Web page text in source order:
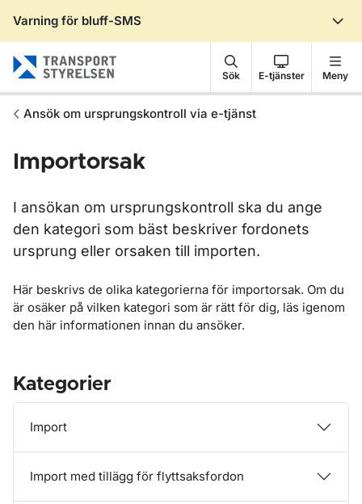
Varning för bluff-SMS
Sök E-tjänster Meny
Ansök om ursprungskontroll via e-tjänst
Importorsak
I ansökan om ursprungskontroll ska du ange
den kategori som bäst beskriver fordonets
ursprung eller orsaken till importen.
Här beskrivs de olika kategorierna för importorsak. Om du
är osäker på vilken kategori som är rätt för dig, läs igenom
den här informationen innan du ansöker.
Kategorier
Import
Import med tillägg för flyttsaksfordon